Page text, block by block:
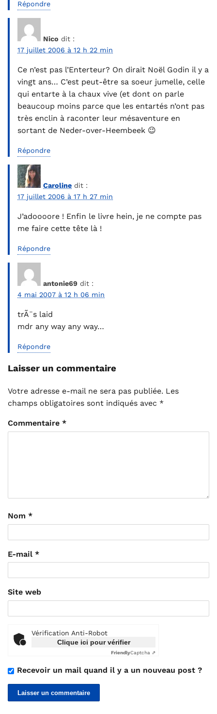
Répondre
Nico dit :
17 juillet 2006 à 12 h 22 min
Ce n’est pas l’Enterteur? On dirait Noël Godin il y a
vingt ans… C’est peut-être sa soeur jumelle, celle
qui entarte à la chaux vive (et dont on parle
beaucoup moins parce que les entartés n’ont pas
très enclin à raconter leur mésaventure en
sortant de Neder-over-Heembeek 😉
Répondre
Caroline dit :
17 juillet 2006 à 17 h 27 min
J’adoooore ! Enfin le livre hein, je ne compte pas
me faire cette tête là !
Répondre
antonie69 dit :
4 mai 2007 à 12 h 06 min
trÃ¨s laid
mdr any way any way…
Répondre
Laisser un commentaire
Votre adresse e-mail ne sera pas publiée. Les
champs obligatoires sont indiqués avec *
Commentaire *
Nom *
E-mail *
Site web
Vérification Anti-Robot
Clique ici pour vérifier
FriendlyCaptcha ⇗
Recevoir un mail quand il y a un nouveau post ?